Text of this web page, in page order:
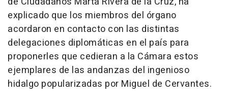
explicado que los miembros del órgano
acordaron en contacto con las distintas
delegaciones diplomáticas en el país para
proponerles que cedieran a la Cámara estos
ejemplares de las andanzas del ingenioso
hidalgo popularizadas por Miguel de Cervantes.